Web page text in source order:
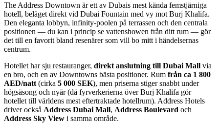
The Address Downtown är ett av Dubais mest kända femstjärniga
hotell, beläget direkt vid Dubai Fountain med vy mot Burj Khalifa.
Den eleganta lobbyn, infinity-poolen på terrassen och den centrala
positionen — du kan i princip se vattenshowen från ditt rum — gör
det till en favorit bland resenärer som vill bo mitt i händelsernas
centrum.
Hotellet har sju restauranger, direkt anslutning till Dubai Mall via
en bro, och en av Downtowns bästa positioner. Rum från ca 1 800
AED/natt (cirka 5 000 SEK), men priserna stiger snabbt under
högsäsong och nyår (då fyrverkerierna över Burj Khalifa gör
hotellet till världens mest eftertraktade hotellrum). Address Hotels
driver också Address Dubai Mall, Address Boulevard och
Address Sky View i samma område.